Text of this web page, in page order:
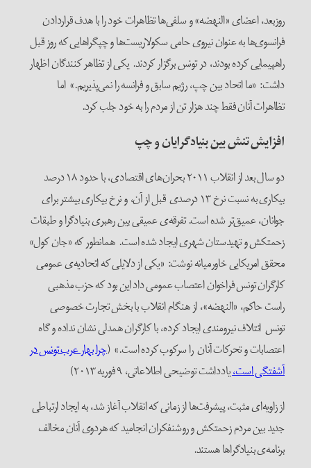
روزبعد، اعضای «النهضه» و سلفی‌ها تظاهرات خود را با هدف قراردادن
فرانسوی‌ها به عنوان نیروی حامی سکولاریست‌ها و چپگراهایی که روز قبل
راهپیمایی کرده بودند، در تونس برگزار کردند. یکی از تظاهر کنندگان اظهار
داشت: «ما اتحاد بین چپ، رژیم سابق و فرانسه را نمی‌پذیریم.» اما
تظاهرات آنان فقط چند هزار تن از مردم را به خود جلب کرد.
افزایش تنش بین بنیادگرایان و چپ
دو سال بعد از انقلاب ۲۰۱۱ بحران‌های اقتصادی، با حدود ۱۸ درصد
بیکاری به نسبت نرخ ۱۳ درصدی قبل از آن، و نرخ بیکاری بیشتر برای
جوانان، عمیق‌تر شده است. تفرقه‌ی عمیقی بین رهبری بنیادگرا و طبقات
زحمتکش و تهیدستان شهری ایجاد شده است. همانطور که «جان کول»
محقق امریکایی خاورمیانه نوشت: «یکی از دلایلی که اتحادیه‌ی عمومی
کارگران تونس فراخوان اعتصاب عمومی داد این بود که حزب مذهبی
راست حاکم، «النهضه»، از هنگام انقلاب با بخش تجارت خصوصی
تونس ائتلاف نیرومندی ایجاد کرده، با کارگران همدلی نشان نداده و گاه
اعتصابات و تحرکات آنان را سرکوب کرده است.» (چرا بهار عرب تونس در
آشفتگی است،یادداشت توضیحی اطلاعاتی، ۹ فوریه ۲۰۱۳)
از زاویه‌ای مثبت، پیشرفت‌ها از زمانی که انقلاب آغاز شد، به ایجاد ارتباطی
جدید بین مردم زحمتکش و روشنفکران انجامید که هردوی آنان مخالف
برنامه‌ی بنیاد‌گراها هستند.